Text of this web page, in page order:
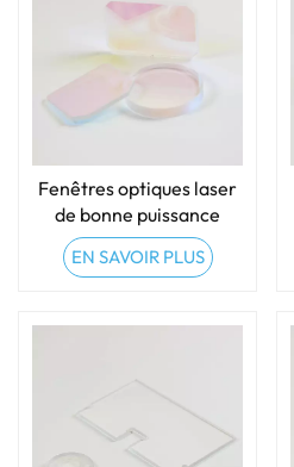
Fenêtres optiques laser
de bonne puissance
EN SAVOIR PLUS